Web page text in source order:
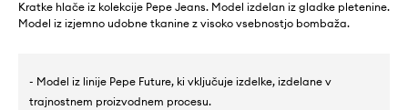
Kratke hlače iz kolekcije Pepe Jeans. Model izdelan iz gladke pletenine.
Model iz izjemno udobne tkanine z visoko vsebnostjo bombaža.
- Model iz linije Pepe Future, ki vključuje izdelke, izdelane v
trajnostnem proizvodnem procesu.